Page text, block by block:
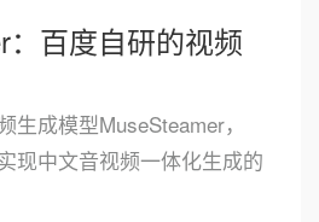
：百度自研的视频
生成模型MuseSteamer，
现中文音视频一体化生成的